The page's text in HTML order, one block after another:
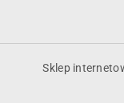
Sklep